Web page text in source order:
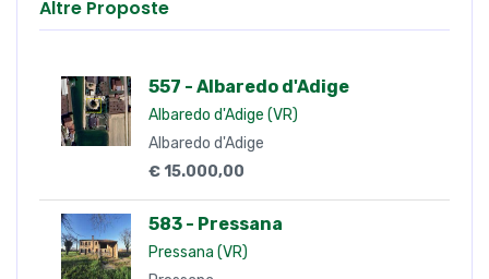
Pressana
667 - Ronco all'Adige
Ronco all'Adige (VR)
Ronco all'Adige
€ 230.000,00
561 - Asigliano Veneto
Asigliano Veneto (VI)